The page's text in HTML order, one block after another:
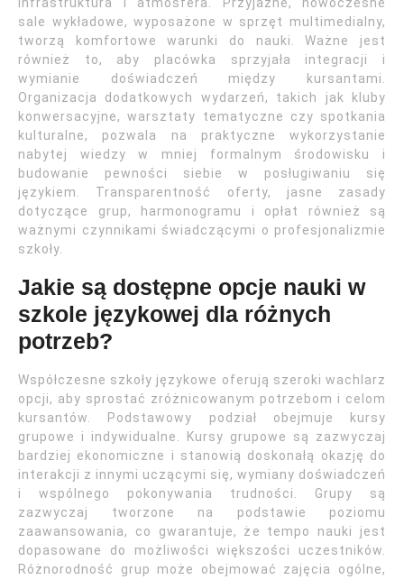
sale wykładowe, wyposażone w sprzęt multimedialny,
tworzą komfortowe warunki do nauki. Ważne jest
również to, aby placówka sprzyjała integracji i
wymianie doświadczeń między kursantami.
Organizacja dodatkowych wydarzeń, takich jak kluby
konwersacyjne, warsztaty tematyczne czy spotkania
kulturalne, pozwala na praktyczne wykorzystanie
nabytej wiedzy w mniej formalnym środowisku i
budowanie pewności siebie w posługiwaniu się
językiem. Transparentność oferty, jasne zasady
dotyczące grup, harmonogramu i opłat również są
ważnymi czynnikami świadczącymi o profesjonalizmie
szkoły.
Jakie są dostępne opcje nauki w
szkole językowej dla różnych
potrzeb?
Współczesne szkoły językowe oferują szeroki wachlarz
opcji, aby sprostać zróżnicowanym potrzebom i celom
kursantów. Podstawowy podział obejmuje kursy
grupowe i indywidualne. Kursy grupowe są zazwyczaj
bardziej ekonomiczne i stanowią doskonałą okazję do
interakcji z innymi uczącymi się, wymiany doświadczeń
i wspólnego pokonywania trudności. Grupy są
zazwyczaj tworzone na podstawie poziomu
zaawansowania, co gwarantuje, że tempo nauki jest
dopasowane do możliwości większości uczestników.
Różnorodność grup może obejmować zajęcia ogólne,